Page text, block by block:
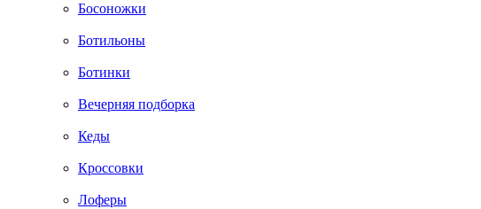
Босоножки
Ботильоны
Ботинки
Вечерняя подборка
Кеды
Кроссовки
Лоферы